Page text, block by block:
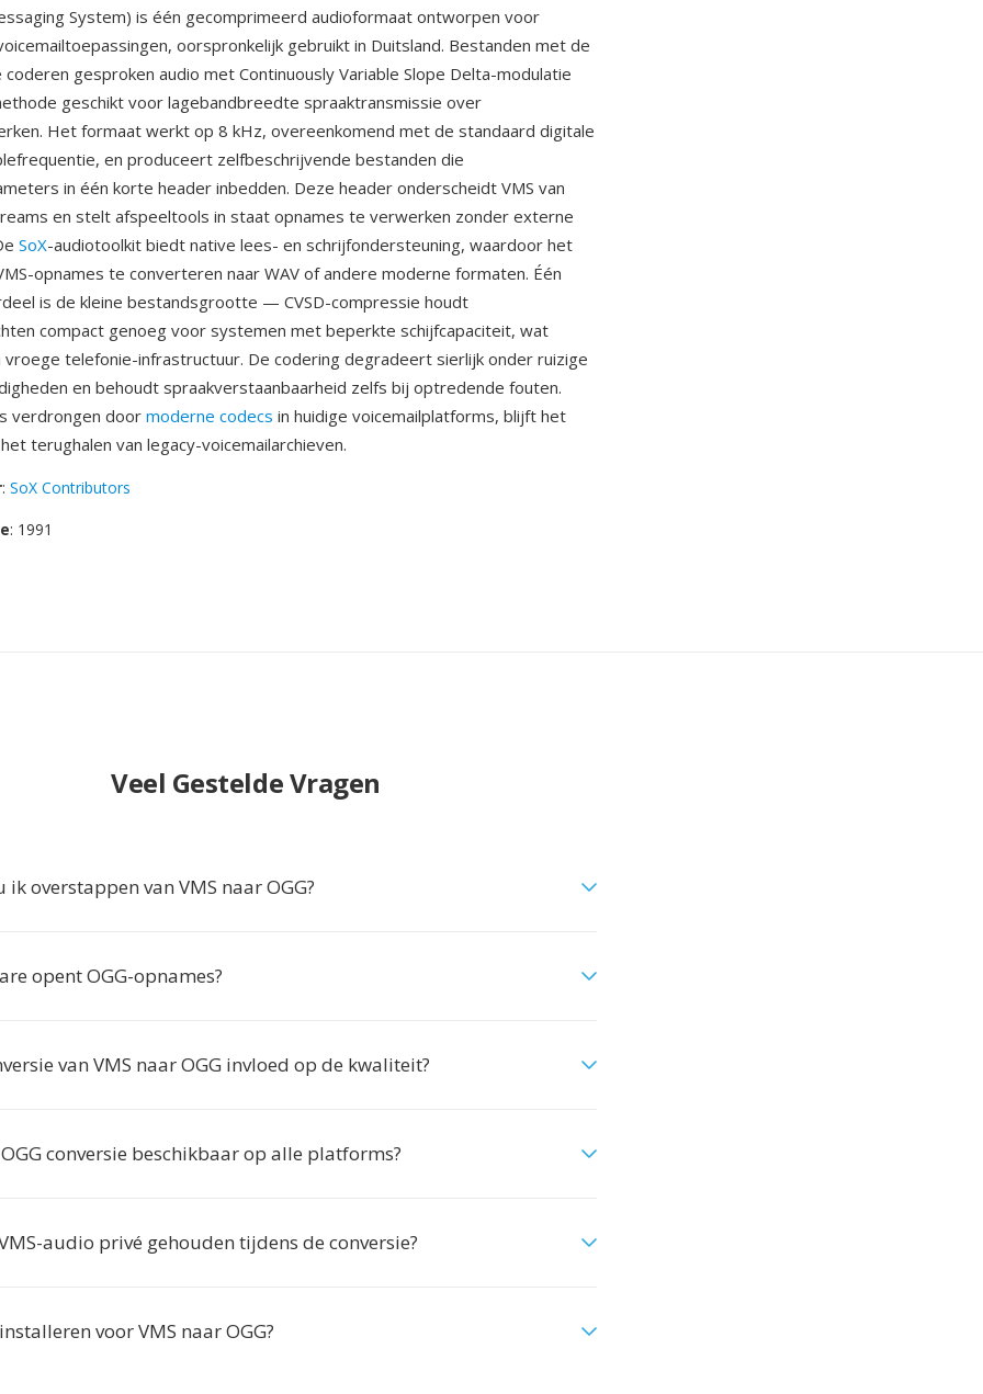
System) is één gecomprimeerd audioformaat ontworpen voor
oorspronkelijk gebruikt in Duitsland. Bestanden met de
gesproken audio met Continuously Variable Slope Delta-modulatie
geschikt voor lagebandbreedte spraaktransmissie over
Het formaat werkt op 8 kHz, overeenkomend met de standaard digitale
en produceert zelfbeschrijvende bestanden die
in één korte header inbedden. Deze header onderscheidt VMS van
en stelt afspeeltools in staat opnames te verwerken zonder externe
SoX-audiotoolkit biedt native lees- en schrijfondersteuning, waardoor het
opnames te converteren naar WAV of andere moderne formaten. Één
is de kleine bestandsgrootte — CVSD-compressie houdt
compact genoeg voor systemen met beperkte schijfcapaciteit, wat
vroege telefonie-infrastructuur. De codering degradeert sierlijk onder ruizige
en behoudt spraakverstaanbaarheid zelfs bij optredende fouten.
verdrongen door moderne codecs in huidige voicemailplatforms, blijft het
terughalen van legacy-voicemailarchieven.
: SoX Contributors
: 1991
Veel Gestelde Vragen
ik overstappen van VMS naar OGG?
opent OGG-opnames?
van VMS naar OGG invloed op de kwaliteit?
conversie beschikbaar op alle platforms?
audio privé gehouden tijdens de conversie?
voor VMS naar OGG?